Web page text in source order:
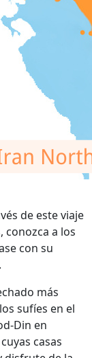
de este viaje
conozca a los
con su
más
sufíes en el
Din en
casas